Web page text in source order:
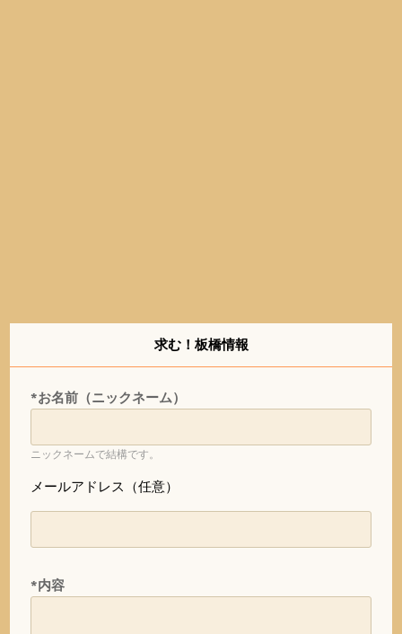
求む！板橋情報
*お名前（ニックネーム）
ニックネームで結構です。
メールアドレス（任意）
*内容